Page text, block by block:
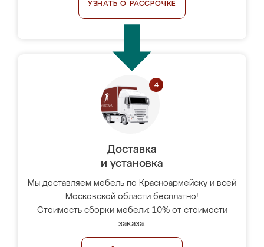
УЗНАТЬ О РАССРОЧКЕ
Доставка
и установка
Мы доставляем мебель по Красноармейску и всей
Московской области бесплатно!
Стоимость сборки мебели: 10% от стоимости
заказа.